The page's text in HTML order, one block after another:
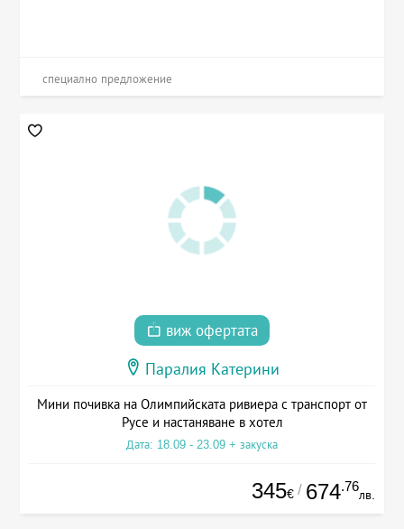
специално предложение
виж офертата
Паралия Катерини
Мини почивка на Олимпийската ривиера с транспорт от
Русе и настаняване в хотел
Дата: 18.09 - 23.09 + закуска
345€ / 674.76
лв.